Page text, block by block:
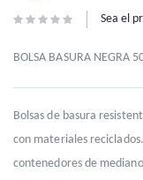
the
gallery
Sea el
BOLSA BASURA NEGRA
Bolsas de basura
con materiales
contenedores de